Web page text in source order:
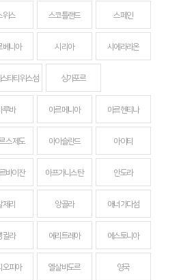
위스 스코틀랜드 스페인
베니아 시리아 시에라리온
타티위스섬 싱가포르
루바 아르메니아 아르헨티나
스 제도 아이슬란드 아이티
바이잔 아프가니스탄 안도라
제리 앙골라 애너가다섬
귈라 에리트레아 에스토니아
오피아 엘살바도르 영국